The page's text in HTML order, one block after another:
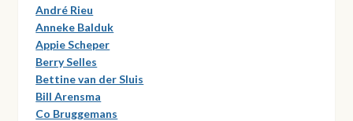
André Rieu
Anneke Balduk
Appie Scheper
Berry Selles
Bettine van der Sluis
Bill Arensma
Co Bruggemans